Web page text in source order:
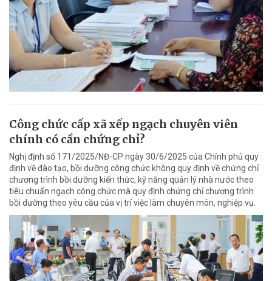
Công chức cấp xã xếp ngạch chuyên viên
chính có cần chứng chỉ?
Nghị định số 171/2025/NĐ-CP ngày 30/6/2025 của Chính phủ quy
định về đào tạo, bồi dưỡng công chức không quy định về chứng chỉ
chương trình bồi dưỡng kiến thức, kỹ năng quản lý nhà nước theo
tiêu chuẩn ngạch công chức mà quy định chứng chỉ chương trình
bồi dưỡng theo yêu cầu của vị trí việc làm chuyên môn, nghiệp vụ.